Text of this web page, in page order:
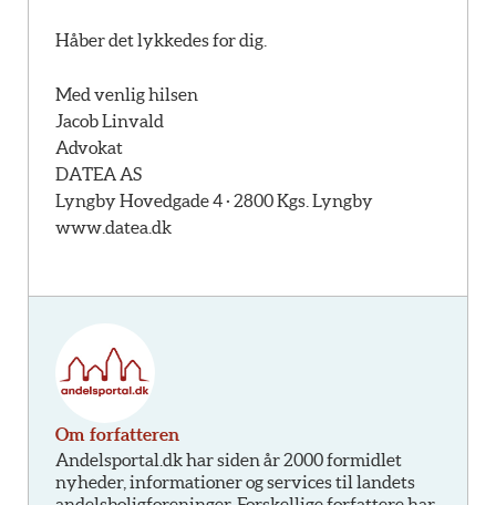
Håber det lykkedes for dig.
Med venlig hilsen
Jacob Linvald
Advokat
DATEA AS
Lyngby Hovedgade 4 · 2800 Kgs. Lyngby
www.datea.dk
Om forfatteren
Andelsportal.dk har siden år 2000 formidlet
nyheder, informationer og services til landets